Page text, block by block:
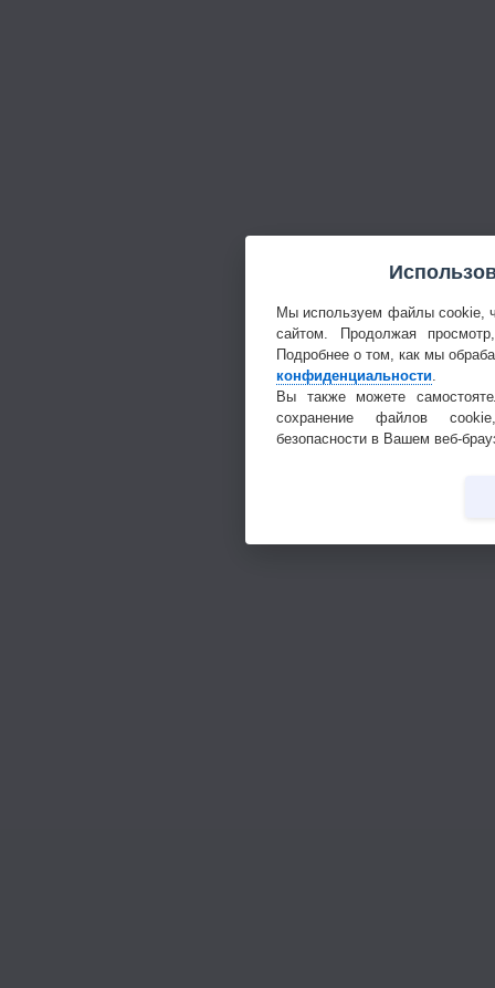
Мы используем файлы cookie,
сайтом. Продолжая
Подробнее о том, как мы
конфиденциальности
Вы также можете
сохранение файлов
безопасности в Вашем веб-